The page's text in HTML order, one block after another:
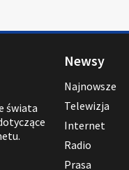
świata
Newsy
Najnowsze
Telewizja
Internet
Radio
Prasa